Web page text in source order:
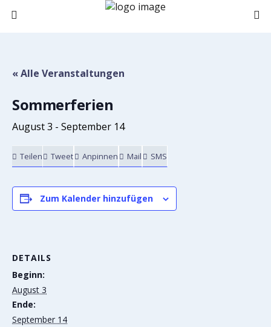
« Alle Veranstaltungen
Sommerferien
August 3 - September 14
Teilen Tweet Anpinnen Mail SMS
Zum Kalender hinzufügen
DETAILS
Beginn:
August 3
Ende:
September 14